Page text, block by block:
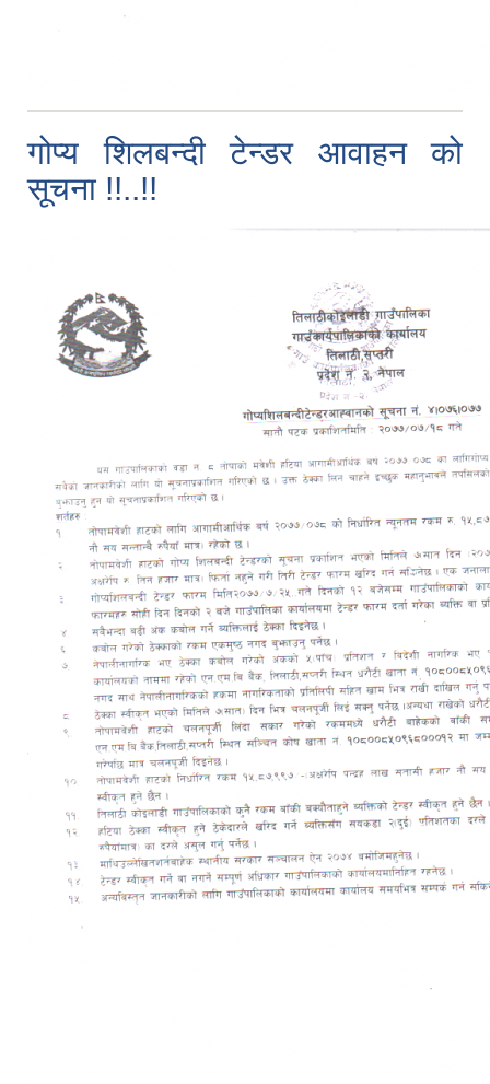
गोप्य शिलबन्दी टेन्डर आवाहन को
सूचना !!..!!